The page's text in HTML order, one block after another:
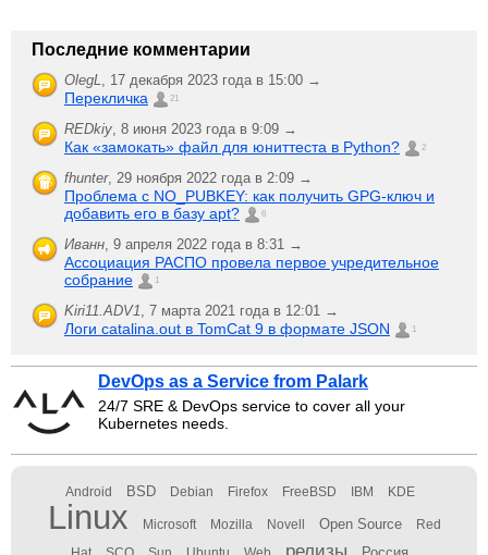
Последние комментарии
OlegL, 17 декабря 2023 года в 15:00 →
Перекличка 21
REDkiy, 8 июня 2023 года в 9:09 →
Как «замокать» файл для юниттеста в Python? 2
fhunter, 29 ноября 2022 года в 2:09 →
Проблема с NO_PUBKEY: как получить GPG-ключ и
добавить его в базу apt?
6
Иванн, 9 апреля 2022 года в 8:31 →
Ассоциация РАСПО провела первое учредительное
собрание
1
Kiri11.ADV1, 7 марта 2021 года в 12:01 →
Логи catalina.out в TomCat 9 в формате JSON 1
DevOps as a Service from Palark
24/7 SRE & DevOps service to cover all your
Kubernetes needs.
Android BSD Debian Firefox FreeBSD IBM KDE
Linux Microsoft Mozilla Novell Open Source Red
релизы